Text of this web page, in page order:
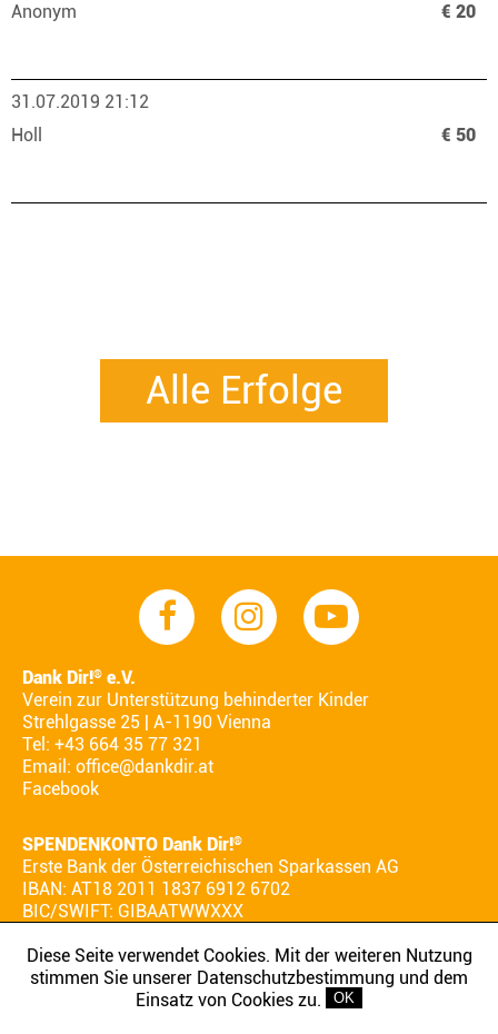
Anonym
€ 20
31.07.2019 21:12
Holl
€ 50
Alle Erfolge
Dank Dir!® e.V.
Verein zur Unterstützung behinderter Kinder
Strehlgasse 25 | A-1190 Vienna
Tel: +43 664 35 77 321
Email: office@dankdir.at
Facebook
SPENDENKONTO Dank Dir!®
Erste Bank der Österreichischen Sparkassen AG
IBAN: AT18 2011 1837 6912 6702
BIC/SWIFT: GIBAATWWXXX
AGB IMPRESSUM DATENSCHUTZ
Diese Seite verwendet Cookies. Mit der weiteren Nutzung
stimmen Sie unserer Datenschutzbestimmung und dem
Einsatz von Cookies zu.
OK